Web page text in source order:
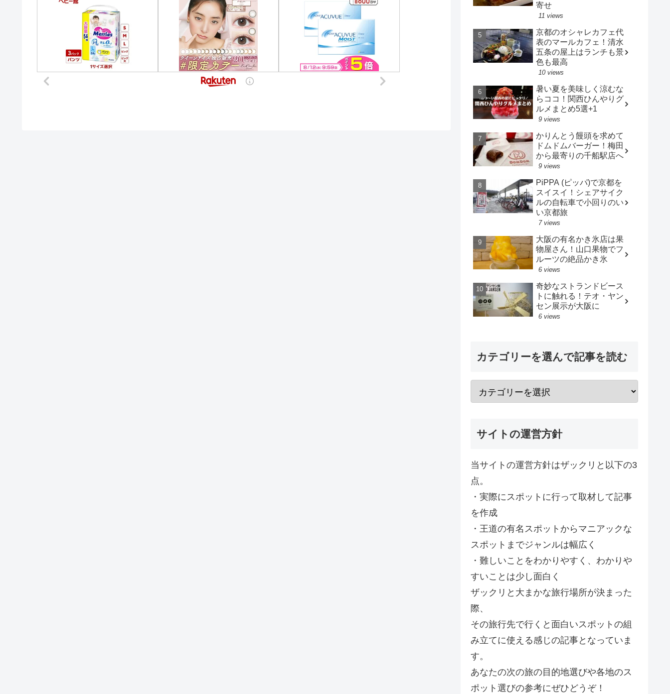
寄せ
11 views
京都のオシャレカフェ代
表のマールカフェ！清水
五条の屋上はランチも景
色も最高
10 views
暑い夏を美味しく涼むな
らココ！関西ひんやりグ
ルメまとめ5選+1
9 views
かりんとう饅頭を求めて
ドムドムバーガー！梅田
から最寄りの千船駅店へ
9 views
PiPPA (ピッパ)で京都を
スイスイ！シェアサイク
ルの自転車で小回りのい
い京都旅
7 views
大阪の有名かき氷店は果
物屋さん！山口果物でフ
ルーツの絶品かき氷
6 views
奇妙なストランドビース
トに触れる！テオ・ヤン
セン展示が大阪に
6 views
カテゴリーを選んで記事を読む
サイトの運営方針
当サイトの運営方針はザックリと以下の3
点。
・実際にスポットに行って取材して記事
を作成
・王道の有名スポットからマニアックな
スポットまでジャンルは幅広く
・難しいことをわかりやすく、わかりや
すいことは少し面白く
ザックリと大まかな旅行場所が決まった
際、
その旅行先で行くと面白いスポットの組
み立てに使える感じの記事となっていま
す。
あなたの次の旅の目的地選びや各地のス
ポット選びの参考にぜひどうぞ！